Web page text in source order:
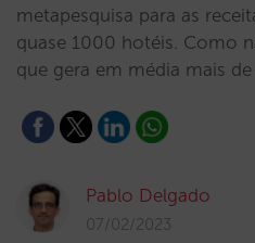
metapesquisa para as
quase 1000 hotéis. Como
que gera em média mais
Pablo Delgado
07/02/2023